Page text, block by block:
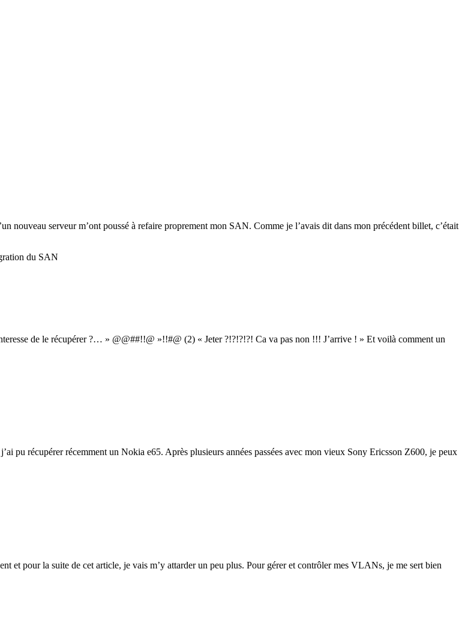
nouveau serveur m’ont poussé à refaire proprement mon SAN. Comme je l’avais dit dans mon précédent billet, c’était
du SAN
de le récupérer ?… » @@##!!@ »!!#@ (2) « Jeter ?!?!?!?! Ca va pas non !!! J’arrive ! » Et voilà comment un
pu récupérer récemment un Nokia e65. Après plusieurs années passées avec mon vieux Sony Ericsson Z600, je peux
et pour la suite de cet article, je vais m’y attarder un peu plus. Pour gérer et contrôler mes VLANs, je me sert bien